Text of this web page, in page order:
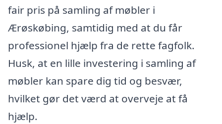
fair pris på samling af møbler i
Ærøskøbing, samtidig med at du får
professionel hjælp fra de rette fagfolk.
Husk, at en lille investering i samling af
møbler kan spare dig tid og besvær,
hvilket gør det værd at overveje at få
hjælp.